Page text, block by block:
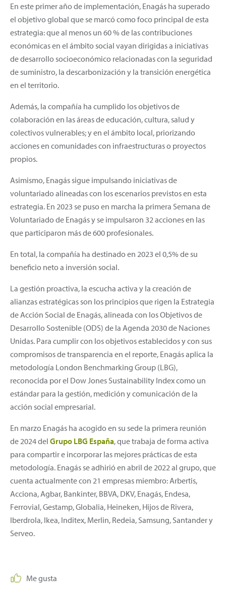
En este primer año de implementación, Enagás ha superado
el objetivo global que se marcó como foco principal de esta
estrategia: que al menos un 60 % de las contribuciones
económicas en el ámbito social vayan dirigidas a iniciativas
de desarrollo socioeconómico relacionadas con la seguridad
de suministro, la descarbonización y la transición energética
en el territorio.
Además, la compañía ha cumplido los objetivos de
colaboración en las áreas de educación, cultura, salud y
colectivos vulnerables; y en el ámbito local, priorizando
acciones en comunidades con infraestructuras o proyectos
propios.
Asimismo, Enagás sigue impulsando iniciativas de
voluntariado alineadas con los escenarios previstos en esta
estrategia. En 2023 se puso en marcha la primera Semana de
Voluntariado de Enagás y se impulsaron 32 acciones en las
que participaron más de 600 profesionales.
En total, la compañía ha destinado en 2023 el 0,5% de su
beneficio neto a inversión social.
La gestión proactiva, la escucha activa y la creación de
alianzas estratégicas son los principios que rigen la Estrategia
de Acción Social de Enagás, alineada con los Objetivos de
Desarrollo Sostenible (ODS) de la Agenda 2030 de Naciones
Unidas. Para cumplir con los objetivos establecidos y con sus
compromisos de transparencia en el reporte, Enagás aplica la
metodología London Benchmarking Group (LBG),
reconocida por el Dow Jones Sustainability Index como un
estándar para la gestión, medición y comunicación de la
acción social empresarial.
En marzo Enagás ha acogido en su sede la primera reunión
de 2024 del Grupo LBG España, que trabaja de forma activa
para compartir e incorporar las mejores prácticas de esta
metodología. Enagás se adhirió en abril de 2022 al grupo, que
cuenta actualmente con 21 empresas miembro: Arbertis,
Acciona, Agbar, Bankinter, BBVA, DKV, Enagás, Endesa,
Ferrovial, Gestamp, Globalia, Heineken, Hijos de Rivera,
Iberdrola, Ikea, Inditex, Merlin, Redeia, Samsung, Santander y
Serveo.
Me gusta